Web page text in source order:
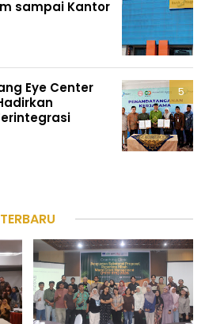
sampai Kantor
Eye Center
TERBARU